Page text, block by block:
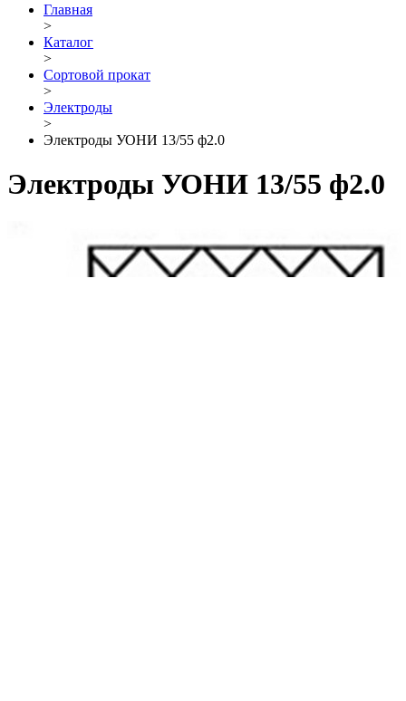
Главная
>
Каталог
>
Сортовой прокат
>
Электроды
>
Электроды УОНИ 13/55 ф2.0
Электроды УОНИ 13/55 ф2.0